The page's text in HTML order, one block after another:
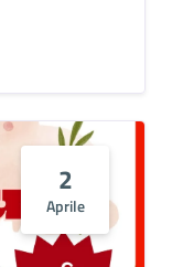
2
Aprile